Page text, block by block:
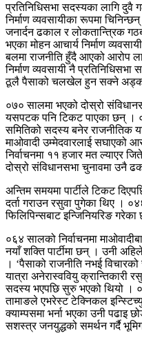
प्रतिनिधिसभा सदस्यका लागि दुवै
निर्माण व्यवसायीका रूपमा
जनार्दन ढकाल र लोकतान्त्रिक
भएका मोहन आचार्य निर्माण
बलमा राजनीति हुँदै आएको आरोप
निर्माण व्यवसायी नै प्रतिनिधिसभा
ठूलै पैसाको चलखेल हुन सक्ने
०७० सालमा भएको दोस्रो
यसपटक पनि टिकट पाएका छन् ।
समितिको सदस्य बनेर राजनीतिक
माओवादी उम्मेदवारलाई सघाएको
निर्वाचनमा ११ हजार मत ल्याएर
दोस्रो संविधानसभा चुनावमा उनै
अन्तिम समयमा पार्टीले टिकट
दर्ता गराउन रसुवा पुगेका थिए ।
फिलिपिन्सबाट इन्जिनियरिङ गरेका
०६४ सालको निर्वाचनमा
नयाँ शक्ति पार्टीमा छन् । उनी
। ‘पैसाको राजनीति नभई
यात्रा अनेरास्ववियु क्रान्तिकारी
सदस्य भएपछि सुरु भएको थियो ।
तामाङले एभरेस्ट टेक्निकल
क्याम्पसमा भर्ना भएका उनी पढाइ
सशस्त्र जनयुद्धको समर्थन गर्दै